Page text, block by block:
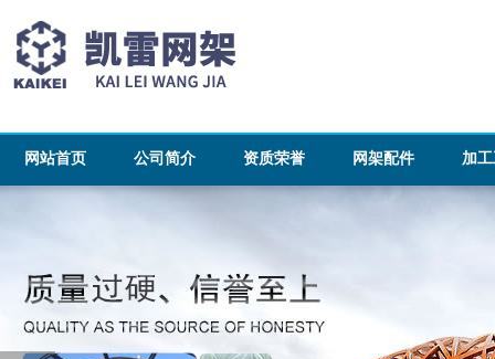
网站首页 公司简介 资质荣誉 网架配件 加